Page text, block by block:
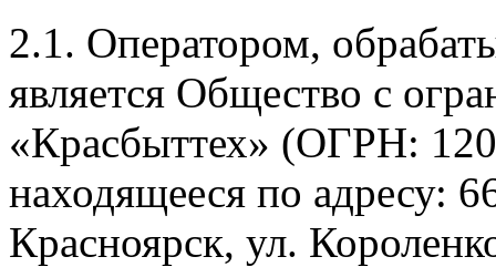
2.1. Оператором,
является Общество с
«Красбыттех» (ОГРН:
находящееся по адресу:
Красноярск, ул.